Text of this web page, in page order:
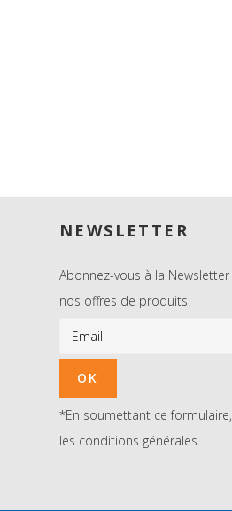
NEWSLETTER
Abonnez-vous à la
nos offres de produits.
*En soumettant ce
les conditions générales.